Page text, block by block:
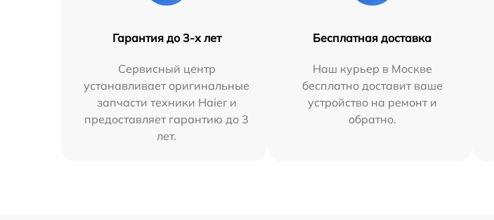
Гарантия до 3-х лет
Сервисный центр
устанавливает оригинальные
запчасти техники Haier и
предоставляет гарантию до 3
лет.
Бесплатная доставка
Наш курьер в Москве
бесплатно доставит ваше
устройство на ремонт и
обратно.